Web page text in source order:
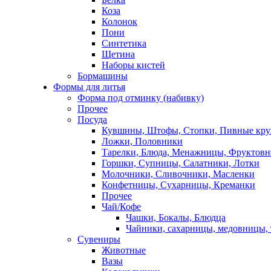
Коза
Колонок
Пони
Синтетика
Щетина
Наборы кистей
Бормашины
Формы для литья
Форма под отминку (набивку)
Прочее
Посуда
Кувшины, Штофы, Стопки, Пивные
Ложки, Половники
Тарелки, Блюда, Менажницы,
Горшки, Супницы, Салатники, Лотки
Молочники, Сливочники, Масленки
Конфетницы, Сухарницы, Креманки
Прочее
Чай/Кофе
Чашки, Бокалы, Блюдца
Чайники, сахарницы, медовницы,
Сувениры
Животные
Вазы